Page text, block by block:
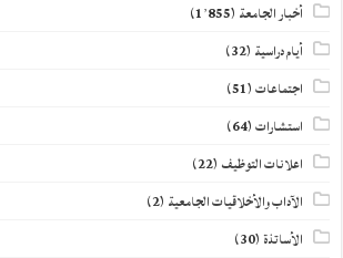
أخبار الجامعة (1٬855)
أيام دراسية (32)
اجتماعات(51)
استشارات(64)
اعلانات التوظيف (22)
الآداب والأخلاقيات الجامعية (2)
الأساتذة(30)